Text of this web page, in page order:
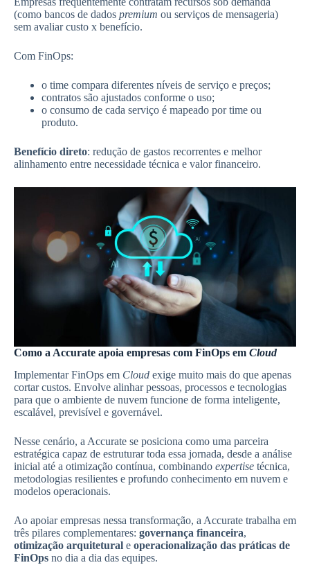
(como bancos de dados premium ou serviços de mensageria)
sem avaliar custo x benefício.
Com FinOps:
o time compara diferentes níveis de serviço e preços;
contratos são ajustados conforme o uso;
o consumo de cada serviço é mapeado por time ou
produto.
Benefício direto: redução de gastos recorrentes e melhor
alinhamento entre necessidade técnica e valor financeiro.
Como a Accurate apoia empresas com FinOps em Cloud
Implementar FinOps em Cloud exige muito mais do que apenas
cortar custos. Envolve alinhar pessoas, processos e tecnologias
para que o ambiente de nuvem funcione de forma inteligente,
escalável, previsível e governável.
Nesse cenário, a Accurate se posiciona como uma parceira
estratégica capaz de estruturar toda essa jornada, desde a análise
inicial até a otimização contínua, combinando expertise técnica,
metodologias resilientes e profundo conhecimento em nuvem e
modelos operacionais.
Ao apoiar empresas nessa transformação, a Accurate trabalha em
três pilares complementares: governança financeira,
otimização arquitetural e operacionalização das práticas de
FinOps no dia a dia das equipes.